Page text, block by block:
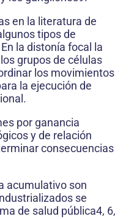
en la literatura de
tipos de
la distonía focal la
grupos de células
los movimientos
la ejecución de
por ganancia
y de relación
consecuencias
acumulativo son
se
de salud pública4, 6,